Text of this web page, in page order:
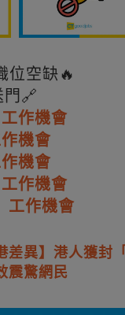
位空缺🔥
🔗
作機會
機會
機會
作機會
工作機會
差異】港人獲封
震驚網民